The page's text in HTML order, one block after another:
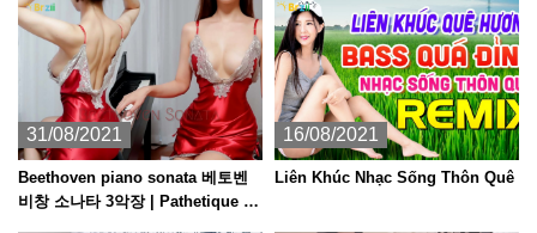
31/08/2021
Beethoven piano sonata 베토벤
비창 소나타 3악장 | Pathetique ピ
16/08/2021
Liên Khúc Nhạc Sống Thôn Quê